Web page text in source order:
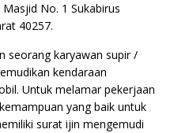
No. 1 Sukabirus
40257.
seorang karyawan supir /
kendaraan
Untuk melamar pekerjaan
yang baik untuk
surat ijin mengemudi